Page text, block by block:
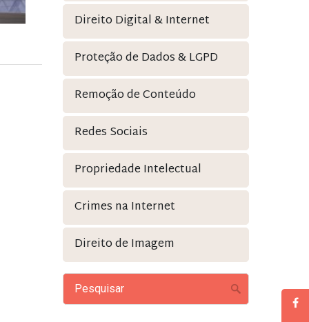
Direito Digital & Internet
Proteção de Dados & LGPD
Remoção de Conteúdo
Redes Sociais
Propriedade Intelectual
Crimes na Internet
Direito de Imagem